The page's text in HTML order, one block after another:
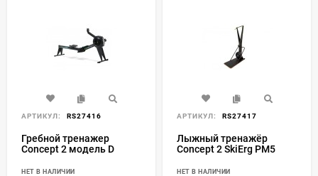
АРТИКУЛ: RS27416
Гребной тренажер
Concept 2 модель D
НЕТ В НАЛИЧИИ
АРТИКУЛ: RS27417
Лыжный тренажёр
Concept 2 SkiErg PM5
НЕТ В НАЛИЧИИ